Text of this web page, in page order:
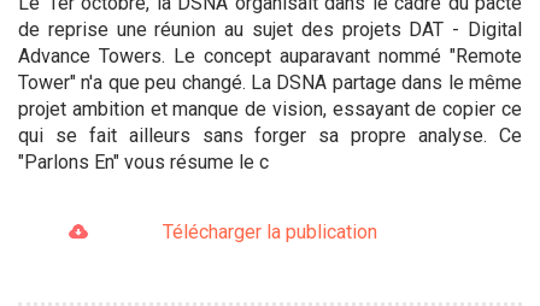
de reprise une réunion au sujet des projets DAT - Digital
Advance Towers. Le concept auparavant nommé "Remote
Tower" n'a que peu changé. La DSNA partage dans le même
projet ambition et manque de vision, essayant de copier ce
qui se fait ailleurs sans forger sa propre analyse. Ce
"Parlons En" vous résume le c
Télécharger la publication